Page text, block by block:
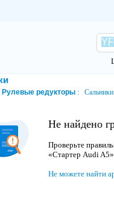
Рулевые редукторы Сальники
Не найдено
Проверьте
«Стартер Audi
Не можете найти